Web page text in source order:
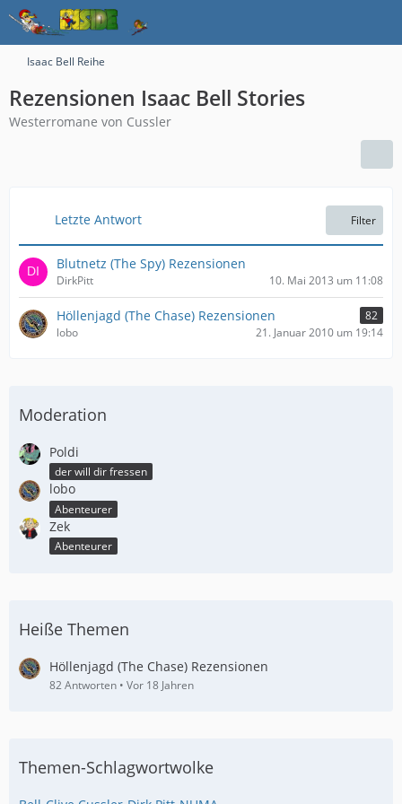
Isaac Bell Reihe
Rezensionen Isaac Bell Stories
Westerromane von Cussler
Letzte Antwort Filter
Blutnetz (The Spy) Rezensionen
DirkPitt 10. Mai 2013 um 11:08
Höllenjagd (The Chase) Rezensionen
82
lobo
21. Januar 2010 um 19:14
Moderation
Poldi
der will dir fressen
lobo
Abenteurer
Zek
Abenteurer
Heiße Themen
Höllenjagd (The Chase) Rezensionen
82 Antworten Vor 18 Jahren
Themen-Schlagwortwolke